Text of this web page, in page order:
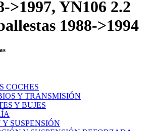
>1997, YN106 2.2
1988->1994
COCHES
Y TRANSMISIÓN
Y BUJES
SUSPENSIÓN